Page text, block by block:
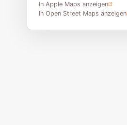
In Apple Maps anzeigen
In Open Street Maps anzeigen